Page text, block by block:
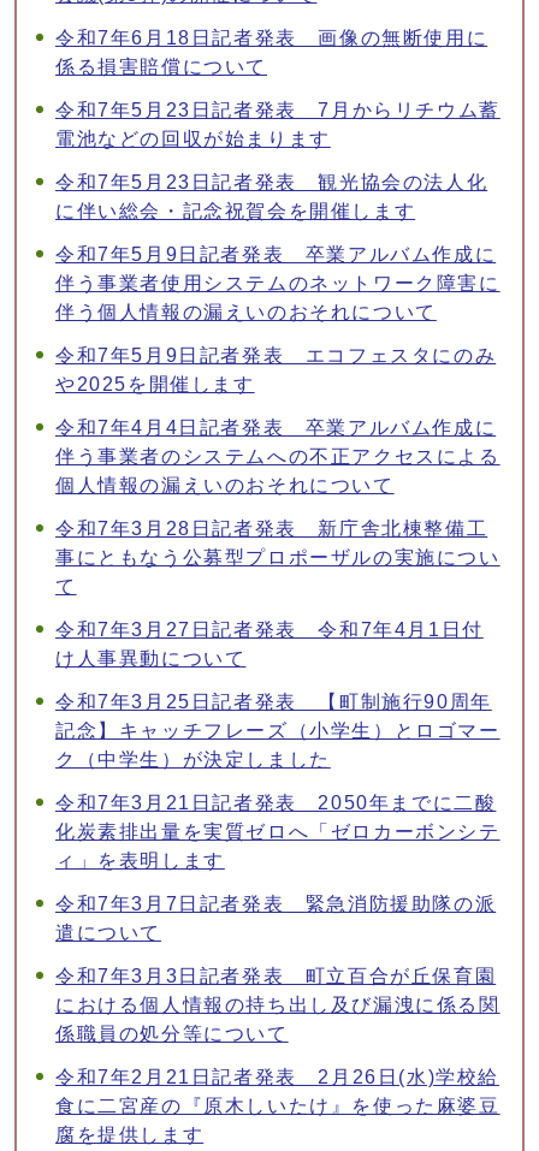
令和7年6月18日記者発表 画像の無断使用に
係る損害賠償について
令和7年5月23日記者発表 7月からリチウム蓄
電池などの回収が始まります
令和7年5月23日記者発表 観光協会の法人化
に伴い総会・記念祝賀会を開催します
令和7年5月9日記者発表 卒業アルバム作成に
伴う事業者使用システムのネットワーク障害に
伴う個人情報の漏えいのおそれについて
令和7年5月9日記者発表 エコフェスタにのみ
や2025を開催します
令和7年4月4日記者発表 卒業アルバム作成に
伴う事業者のシステムへの不正アクセスによる
個人情報の漏えいのおそれについて
令和7年3月28日記者発表 新庁舎北棟整備工
事にともなう公募型プロポーザルの実施につい
て
令和7年3月27日記者発表 令和7年4月1日付
け人事異動について
令和7年3月25日記者発表 【町制施行90周年
記念】キャッチフレーズ（小学生）とロゴマー
ク（中学生）が決定しました
令和7年3月21日記者発表 2050年までに二酸
化炭素排出量を実質ゼロへ「ゼロカーボンシテ
ィ」を表明します
令和7年3月7日記者発表 緊急消防援助隊の派
遣について
令和7年3月3日記者発表 町立百合が丘保育園
における個人情報の持ち出し及び漏洩に係る関
係職員の処分等について
令和7年2月21日記者発表 2月26日(水)学校給
食に二宮産の『原木しいたけ』を使った麻婆豆
腐を提供します